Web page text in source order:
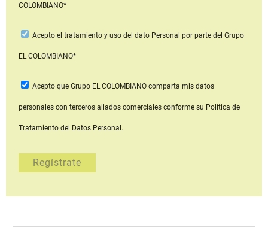
COLOMBIANO*
Acepto el tratamiento y uso del dato Personal por parte del Grupo
EL COLOMBIANO*
Acepto que Grupo EL COLOMBIANOcomparta mis datos
personales con terceros aliados comerciales conforme su Política de
Tratamiento del Datos Personal.